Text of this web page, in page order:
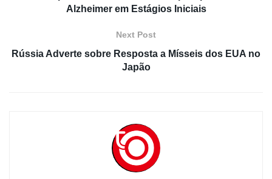
Alzheimer em Estágios Iniciais
Next Post
Rússia Adverte sobre Resposta a Mísseis dos EUA no
Japão